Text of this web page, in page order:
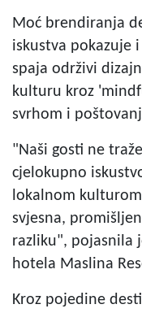
Moć brendiranja
iskustva pokazuje
spaja održivi
kulturu kroz
svrhom i
"Naši gosti ne
cjelokupno
lokalnom
svjesna,
razliku", pojasnila
hotela Maslina
Kroz pojedine